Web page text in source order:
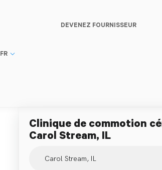
DEVENEZ FOURNISSEUR
FR
Clinique de commotion
Carol Stream, IL